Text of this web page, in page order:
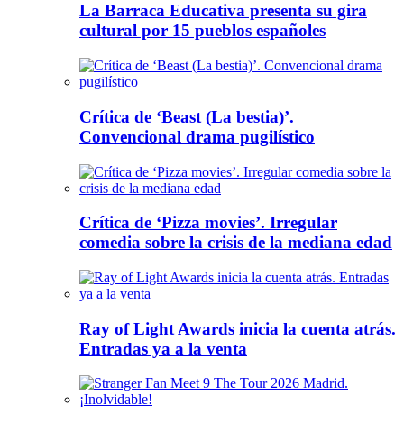
La Barraca Educativa presenta su gira
cultural por 15 pueblos españoles
Crítica de ‘Beast (La bestia)’.
Convencional drama pugilístico
Crítica de ‘Pizza movies’. Irregular
comedia sobre la crisis de la mediana edad
Ray of Light Awards inicia la cuenta atrás.
Entradas ya a la venta